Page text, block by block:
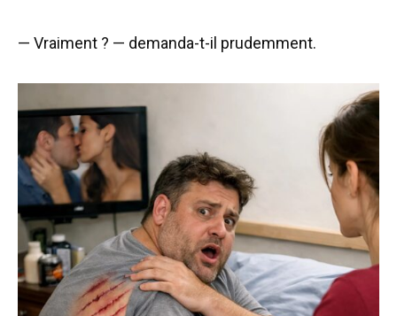
— Vraiment ? — demanda-t-il prudemment.